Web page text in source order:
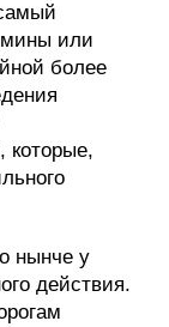
мины или
более
которые,
нынче у
действия.